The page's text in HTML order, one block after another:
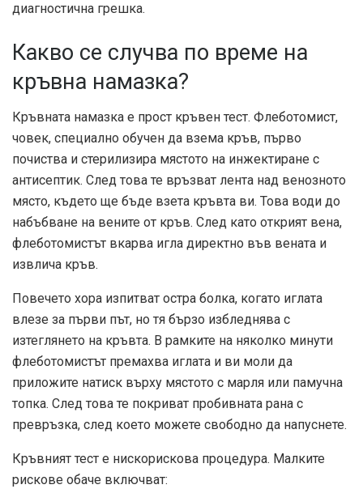
диагностична грешка.
Какво се случва по време на
кръвна намазка?
Кръвната намазка е прост кръвен тест. Флеботомист,
човек, специално обучен да взема кръв, първо
почиства и стерилизира мястото на инжектиране с
антисептик. След това те връзват лента над венозното
място, където ще бъде взета кръвта ви. Това води до
набъбване на вените от кръв. След като открият вена,
флеботомистът вкарва игла директно във вената и
извлича кръв.
Повечето хора изпитват остра болка, когато иглата
влезе за първи път, но тя бързо избледнява с
изтеглянето на кръвта. В рамките на няколко минути
флеботомистът премахва иглата и ви моли да
приложите натиск върху мястото с марля или памучна
топка. След това те покриват пробивната рана с
превръзка, след което можете свободно да напуснете.
Кръвният тест е нискорискова процедура. Малките
рискове обаче включват: